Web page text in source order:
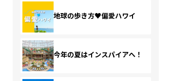
地球の歩き方♥偏愛ハワイ
今年の夏はインスパイアへ！